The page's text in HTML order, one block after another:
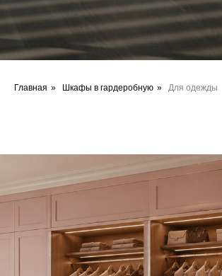
Главная » Шкафы в гардеробную » Для одежды